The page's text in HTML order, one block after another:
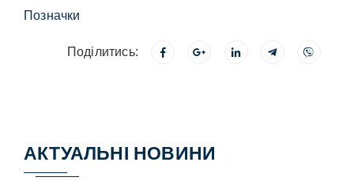
Позначки
Поділитись:
АКТУАЛЬНІ НОВИНИ